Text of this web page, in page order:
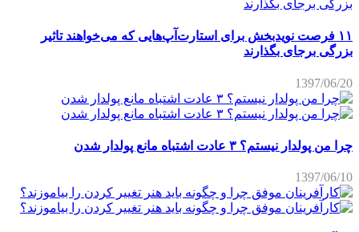
۱۱ فرصت نویدبخش برای استارت‌آپ‌هایی که می‌خواهند تاثیر
بزرگی برجای بگذارند
1397/06/20
چرا من پولدار نیستم؟ ۳ عادت اشتباه مانع پولدار شدن
1397/06/10